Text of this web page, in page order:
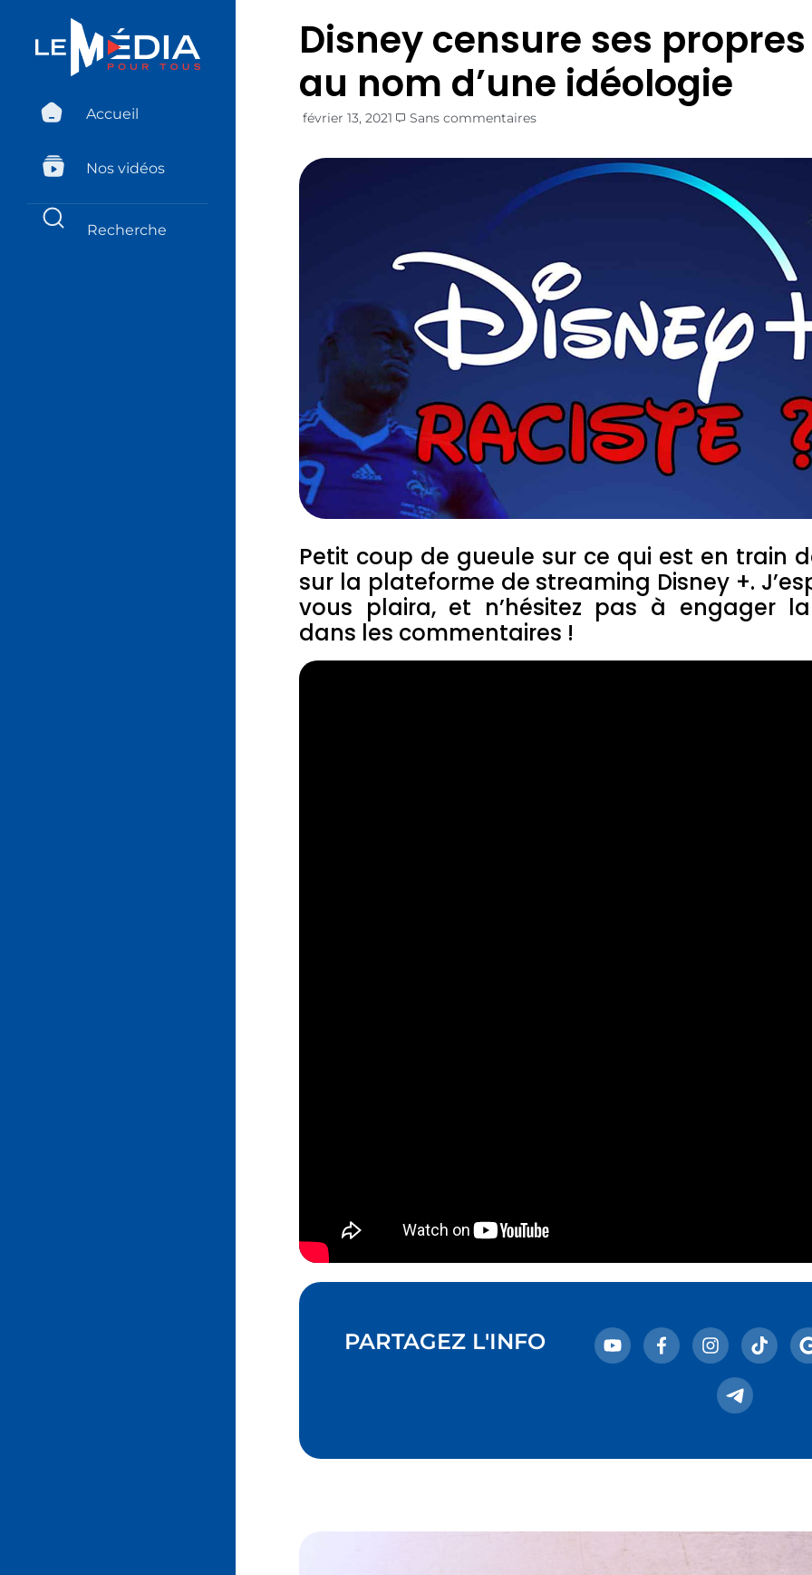
Accueil
Nos vidéos
Disney censure ses
au nom d’une idéologie
février 13, 2021 Sans commentaires
Petit coup de gueule sur ce qui est en train
sur la plateforme de streaming Disney +.
vous plaira, et n’hésitez pas à engager
dans les commentaires !
PARTAGEZ L'INFO